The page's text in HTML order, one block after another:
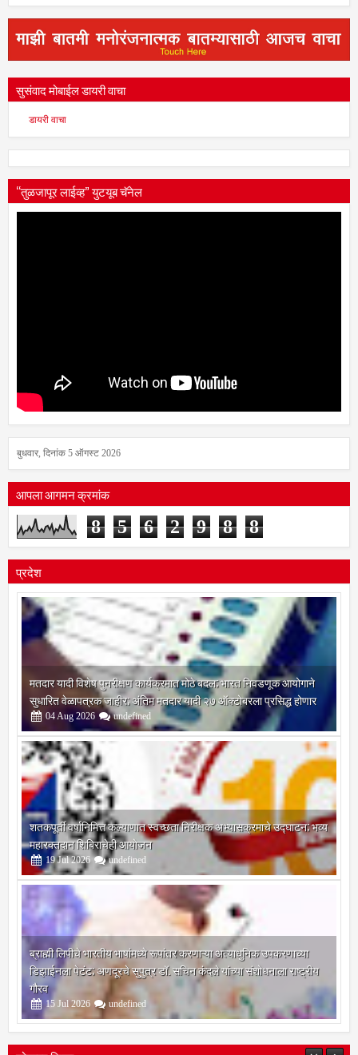
सुसंवाद मोबाईल डायरी वाचा
डायरी वाचा
“तुळजापूर लाईव्ह” युटयूब चॅनेल
बुधवार, दिनांक 5 ऑगस्ट 2026
आपला आगमन क्रमांक
8 5 6 2 9 8 8
प्रदेश
मतदार यादी विशेष पुनरीक्षण कार्यक्रमात मोठे बदल; भारत निवडणूक आयोगाने
सुधारित वेळापत्रक जाहीर; अंतिम मतदार यादी २७ ऑक्टोबरला प्रसिद्ध होणार
04Aug 2026 undefined
शतकपूर्ती वर्षानिमित्त कल्याणात स्वच्छता निरीक्षक अभ्यासक्रमाचे उद्घाटन; भव्य
महारक्तदान शिबिराचेही आयोजन
19 Jul 2026 undefined
ब्राह्मी लिपीचे भारतीय भाषांमध्ये रूपांतर करणाऱ्या अत्याधुनिक उपकरणाच्या
डिझाईनला पेटंट; अणदूरचे सुपुत्र डॉ. सचिन कंदले यांच्या संशोधनाला राष्ट्रीय
गौरव
15 Jul 2026 undefined